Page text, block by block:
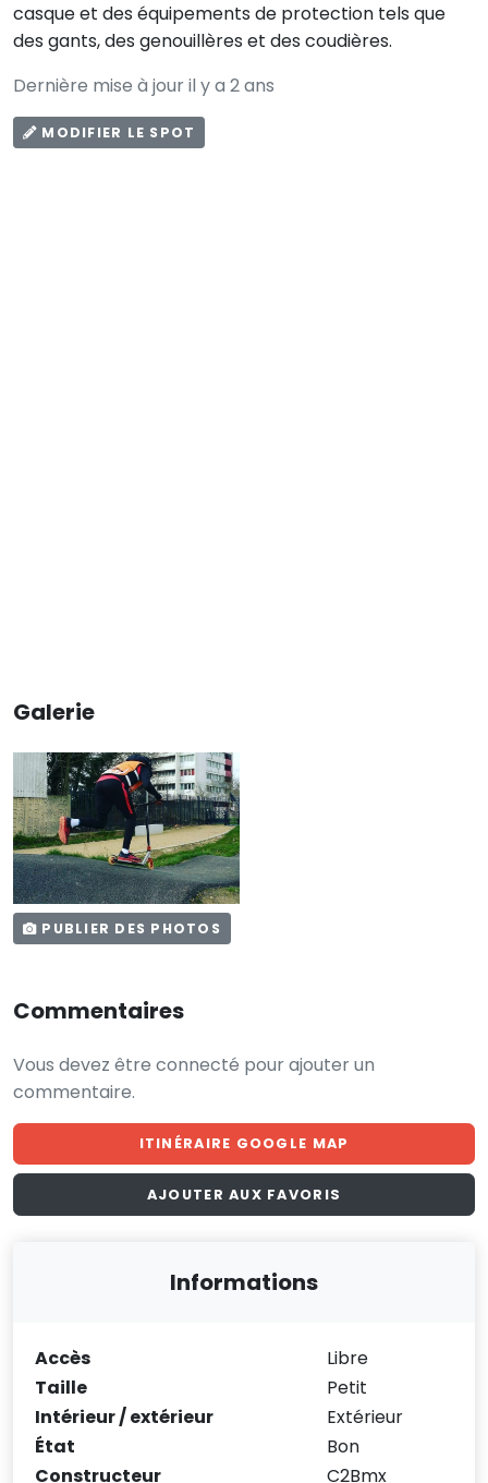
casque et des équipements de protection tels que
des gants, des genouillères et des coudières.
Dernière mise à jour il y a 2 ans
MODIFIER LE SPOT
Galerie
PUBLIER DES PHOTOS
Commentaires
Vous devez être connecté pour ajouter un
commentaire.
ITINÉRAIRE GOOGLE MAP
AJOUTER AUX FAVORIS
Informations
Accès
Libre
Taille
Petit
Intérieur / extérieur
Extérieur
État
Bon
Constructeur
C2Bmx